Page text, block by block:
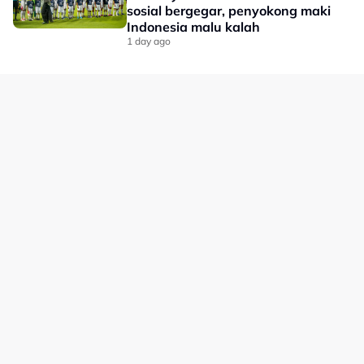
kenyataan BAM.
Kecederaan itu menjadi tamparan buat kem badminton
sosial bergegar, penyokong maki
Indonesia malu kalah
1 day ago